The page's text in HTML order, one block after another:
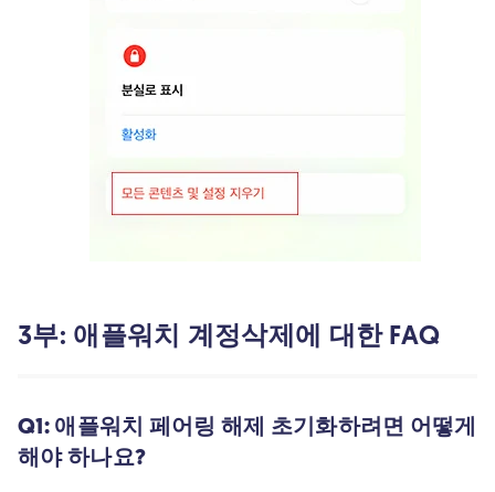
3부: 애플워치 계정삭제에 대한 FAQ
Q1: 애플워치 페어링 해제 초기화하려면 어떻게
해야 하나요?